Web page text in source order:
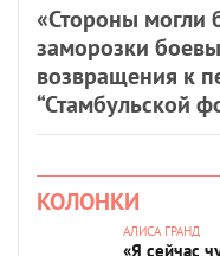
«Стороны могли
заморозки
возвращения к
“Стамбульской
КОЛОНКИ
АЛИСА ГРАНД
«Я сейчас